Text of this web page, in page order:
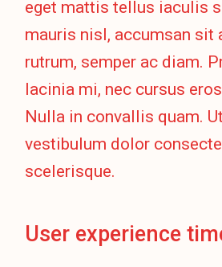
eget mattis tellus iaculis
mauris nisl, accumsan sit
rutrum, semper ac diam.
lacinia mi, nec cursus
Nulla in convallis quam.
vestibulum dolor
scelerisque.
User experience